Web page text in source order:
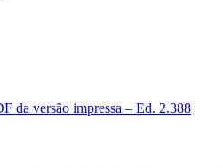
da versão impressa – Ed. 2.388